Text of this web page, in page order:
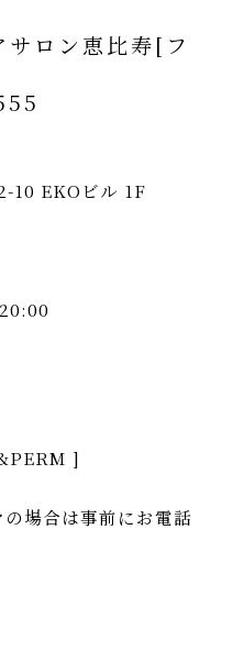
ロン恵比寿[フ
10 EKOビル 1F
]
場合は事前にお電話